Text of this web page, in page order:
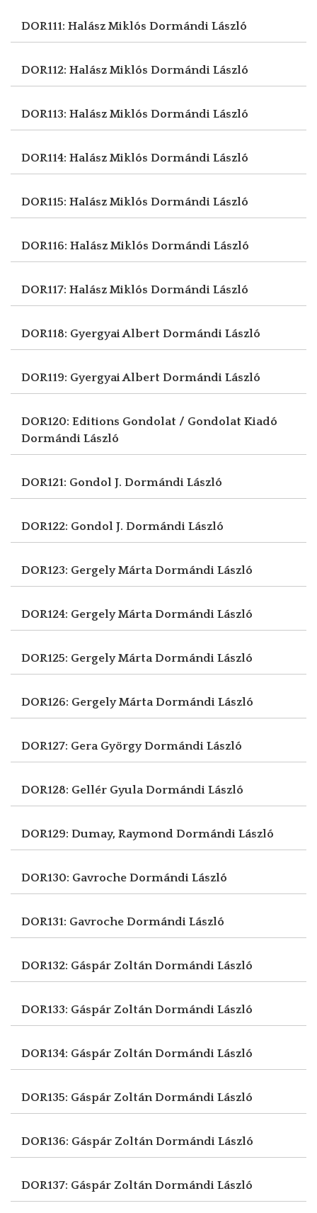
DOR111: Halász Miklós Dormándi László
DOR112: Halász Miklós Dormándi László
DOR113: Halász Miklós Dormándi László
DOR114: Halász Miklós Dormándi László
DOR115: Halász Miklós Dormándi László
DOR116: Halász Miklós Dormándi László
DOR117: Halász Miklós Dormándi László
DOR118: Gyergyai Albert Dormándi László
DOR119: Gyergyai Albert Dormándi László
DOR120: Editions Gondolat / Gondolat Kiadó
Dormándi László
DOR121: Gondol J. Dormándi László
DOR122: Gondol J. Dormándi László
DOR123: Gergely MártaDormándi László
DOR124: Gergely MártaDormándi László
DOR125: Gergely MártaDormándi László
DOR126: Gergely MártaDormándi László
DOR127: Gera GyörgyDormándi László
DOR128: Gellér GyulaDormándi László
DOR129: Dumay, Raymond Dormándi László
DOR130: Gavroche Dormándi László
DOR131: Gavroche Dormándi László
DOR132: Gáspár ZoltánDormándi László
DOR133: Gáspár ZoltánDormándi László
DOR134: Gáspár ZoltánDormándi László
DOR135: Gáspár ZoltánDormándi László
DOR136: Gáspár ZoltánDormándi László
DOR137: Gáspár ZoltánDormándi László